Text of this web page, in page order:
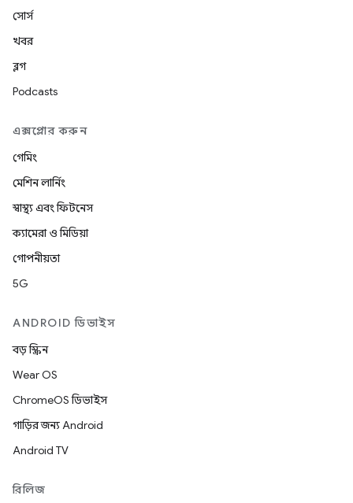
সোর্স
খবর
ব্লগ
Podcasts
এক্সপ্লোর করুন
গেমিং
মেশিন লার্নিং
স্বাস্থ্য এবং ফিটনেস
ক্যামেরা ও মিডিয়া
গোপনীয়তা
5G
ANDROID ডিভাইস
বড় স্ক্রিন
Wear OS
ChromeOS ডিভাইস
গাড়ির জন্য Android
Android TV
রিলিজ